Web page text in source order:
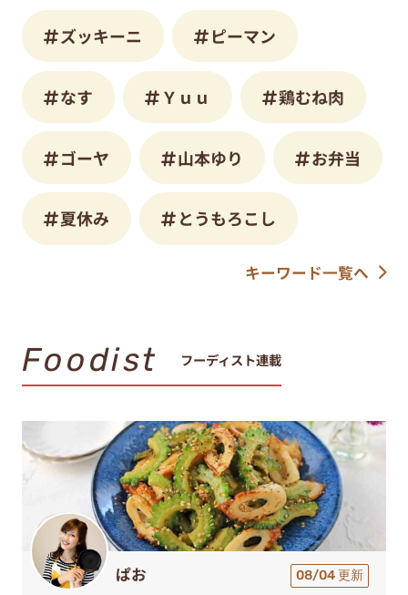
ズッキーニ ピーマン
なす Ｙｕｕ 鶏むね肉
ゴーヤ 山本ゆり お弁当
夏休み とうもろこし
キーワード一覧へ
Foodist フーディスト連載
ぱお 08/04 更新